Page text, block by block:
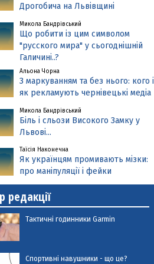
Дрогобича на Львівщині
Микола Бандрівський
Що робити із цим символом
"русского мира" у сьогоднішній
Галичині..?
Альона Чорна
З маркуванням та без нього: кого і
як рекламують чернівецькі медіа
Микола Бандрівський
Біль і сльози Високого Замку у
Львові...
Таїсія Наконечна
Як українцям промивають мізки:
про маніпуляції і фейки
редакції
Тактичні годинники Garmin
Спортивні навушники - що це?